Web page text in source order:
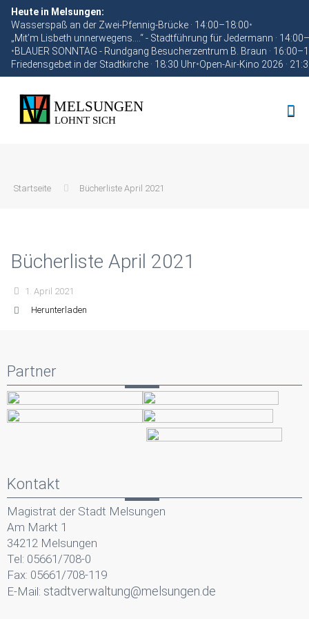
Heute in Melsungen:
Wasserspaß an der Zwei-Pfennig-Brücke · 14:00–18:00•
„Mit’m Lisbeth unnerwegens….“ - Stadtführung für Jedermann ·
•BLAUER SONNTAG - Rundgang Besucherzentrum B. Braun ·
Friedensgebet in der Stadtkirche · 18:30 Uhr•Open-Air-Kino 2026 ·
Startseite Bücherliste April 2021
Bücherliste April 2021
1. April 2021
Herunterladen
Partner
Kontakt
Magistrat der Stadt Melsungen
Am Markt 1
34212 Melsungen
Tel: 05661/708-0
Fax: 05661/708-119
E-Mail: stadtverwaltung@melsungen.de